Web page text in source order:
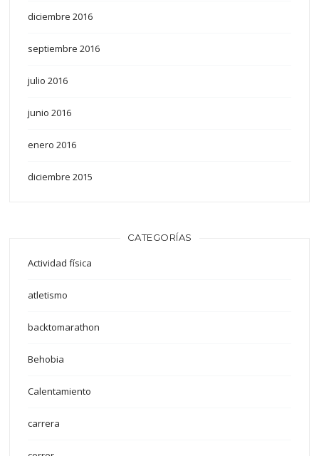
diciembre 2016
septiembre 2016
julio 2016
junio 2016
enero 2016
diciembre 2015
CATEGORÍAS
Actividad física
atletismo
backtomarathon
Behobia
Calentamiento
carrera